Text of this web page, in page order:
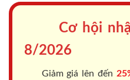
Cơ hội
8/2026
Giảm giá lên đến